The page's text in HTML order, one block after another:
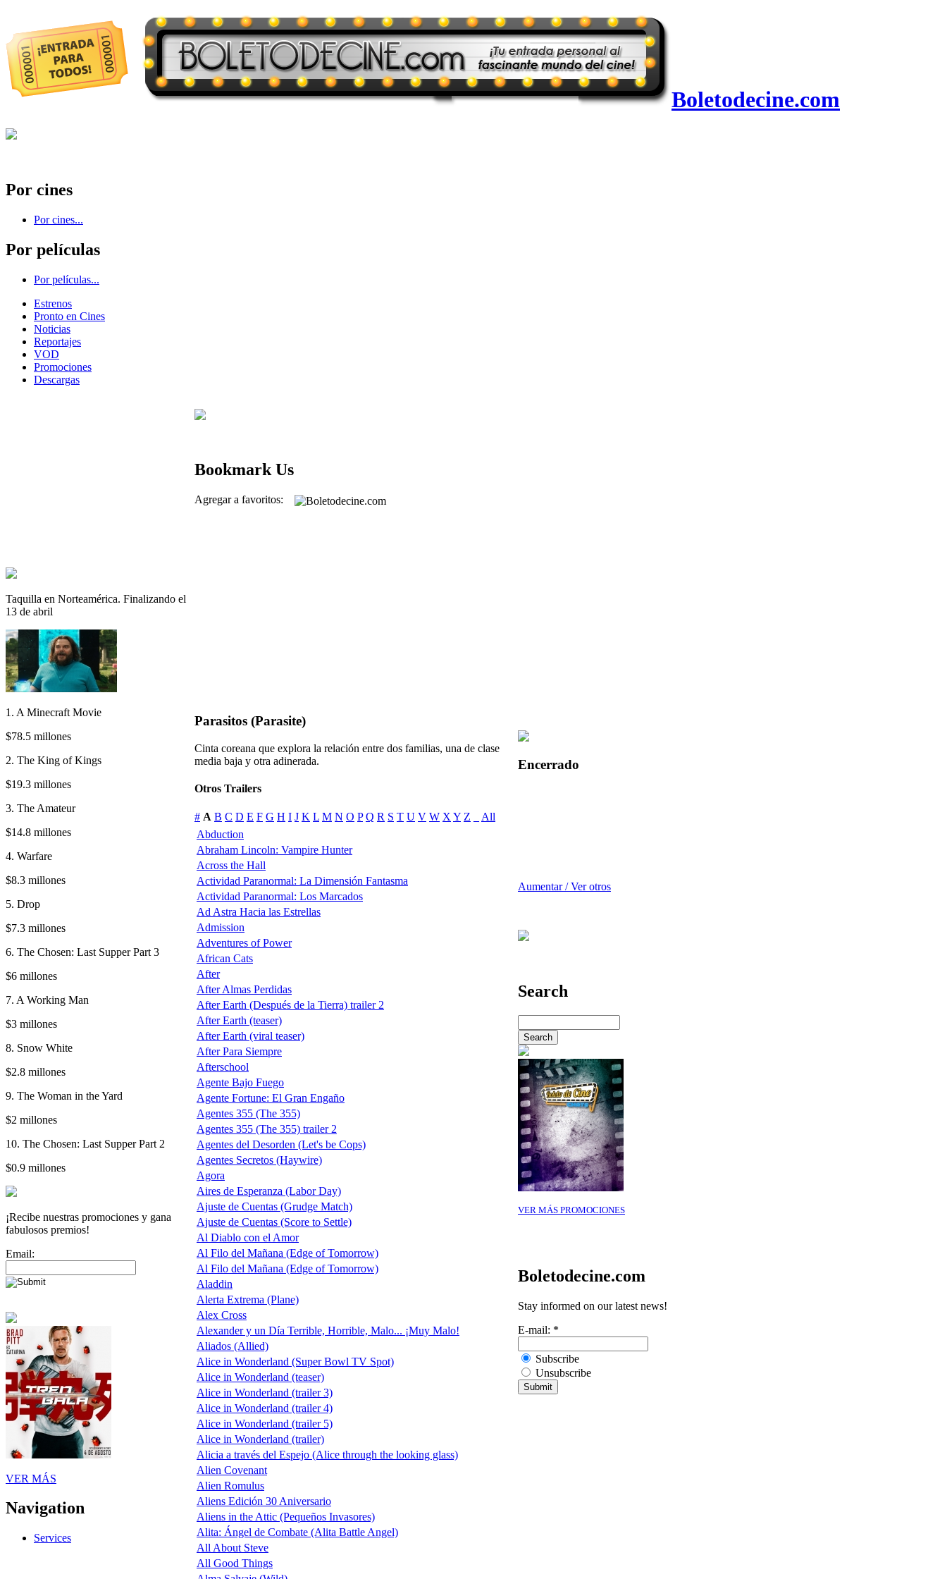
Boletodecine.com
Por cines
Por cines...
Por películas
Por películas...
Estrenos
Pronto en Cines
Noticias
Reportajes
VOD
Promociones
Descargas
Taquilla en Norteamérica. Finalizando el
13 de abril
1. A Minecraft Movie
$78.5 millones
2. The King of Kings
$19.3 millones
3. The Amateur
$14.8 millones
4. Warfare
$8.3 millones
5. Drop
$7.3 millones
6. The Chosen: Last Supper Part 3
$6 millones
7. A Working Man
$3 millones
8. Snow White
$2.8 millones
9. The Woman in the Yard
$2 millones
10. The Chosen: Last Supper Part 2
$0.9 millones
¡Recibe nuestras promociones y gana
fabulosos premios!
Email:
VER MÁS
Navigation
Services
Bookmark Us
Agregar a favoritos:
Parasitos (Parasite)
Cinta coreana que explora la relación entre dos familias, una de clase
media baja y otra adinerada.
Otros Trailers
# A B C D E F G H I J K L M N O P Q R S T U V W X Y Z
All
Abduction
Abraham Lincoln: Vampire Hunter
Across the Hall
Actividad Paranormal: La Dimensión Fantasma
Actividad Paranormal: Los Marcados
Ad Astra Hacia las Estrellas
Admission
Adventures of Power
African Cats
After
After Almas Perdidas
After Earth (Después de la Tierra) trailer 2
After Earth (teaser)
After Earth (viral teaser)
After Para Siempre
Afterschool
Agente Bajo Fuego
Agente Fortune: El Gran Engaño
Agentes 355 (The 355)
Agentes 355 (The 355) trailer 2
Agentes del Desorden (Let's be Cops)
Agentes Secretos (Haywire)
Agora
Aires de Esperanza (Labor Day)
Ajuste de Cuentas (Grudge Match)
Ajuste de Cuentas (Score to Settle)
Al Diablo con el Amor
Al Filo del Mañana (Edge of Tomorrow)
Al Filo del Mañana (Edge of Tomorrow)
Aladdin
Alerta Extrema (Plane)
Alex Cross
Alexander y un Día Terrible, Horrible, Malo... ¡Muy Malo!
Aliados (Allied)
Alice in Wonderland (Super Bowl TV Spot)
Alice in Wonderland (teaser)
Alice in Wonderland (trailer 3)
Alice in Wonderland (trailer 4)
Alice in Wonderland (trailer 5)
Alice in Wonderland (trailer)
Alicia a través del Espejo (Alice through the looking glass)
Alien Covenant
Alien Romulus
Aliens Edición 30 Aniversario
Aliens in the Attic (Pequeños Invasores)
Alita: Ángel de Combate (Alita Battle Angel)
All About Steve
All Good Things
Encerrado
Aumentar / Ver otros
Search
VER MÁS PROMOCIONES
Boletodecine.com
Stay informed on our latest news!
E-mail: *
Subscribe
Unsubscribe